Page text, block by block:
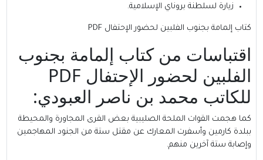
زيارة لسلطنة بروناي الإسلامية.
كتاب إلمامة بجنوب الفلبين لحضور الإحتفال PDF
اقتباسات من كتاب إلمامة بجنوب
الفلبين لحضور الإحتفال PDF
للكاتب محمد بن ناصر العبودي:
كما هجمت القوات الملحة الصليبية بعض القرى المجاورة والمحيطة
ببلدة كارمين وأسفرت المعارك عن مقتل ستة من الجنود المهاجمين
وإصابة ستة آخرين منهم.